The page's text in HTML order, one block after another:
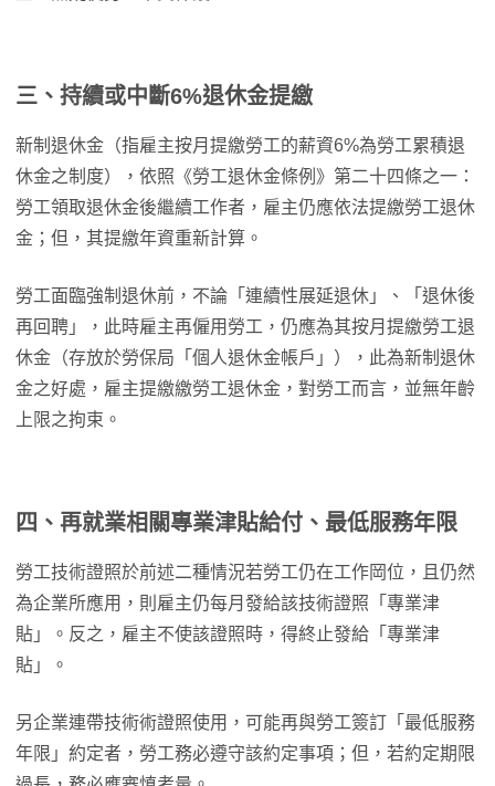
三、持續或中斷6%退休金提繳
新制退休金（指雇主按月提繳勞工的薪資6%為勞工累積退
休金之制度），依照《勞工退休金條例》第二十四條之一：
勞工領取退休金後繼續工作者，雇主仍應依法提繳勞工退休
金；但，其提繳年資重新計算。
勞工面臨強制退休前，不論「連續性展延退休」、「退休後
再回聘」，此時雇主再僱用勞工，仍應為其按月提繳勞工退
休金（存放於勞保局「個人退休金帳戶」），此為新制退休
金之好處，雇主提繳繳勞工退休金，對勞工而言，並無年齡
上限之拘束。
四、 再就業相關專業津貼給付、最低服務年限
勞工技術證照於前述二種情況若勞工仍在工作岡位，且仍然
為企業所應用，則雇主仍每月發給該技術證照「專業津
貼」。反之，雇主不使該證照時，得終止發給「專業津
貼」。
另企業連帶技術術證照使用，可能再與勞工簽訂「最低服務
年限」約定者，勞工務必遵守該約定事項；但，若約定期限